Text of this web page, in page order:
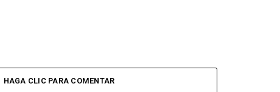
HAGA CLIC PARA COMENTAR